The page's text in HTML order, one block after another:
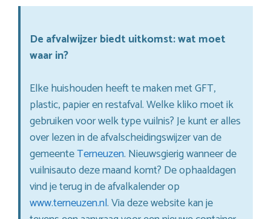
De afvalwijzer biedt uitkomst: wat moet
waar in?
Elke huishouden heeft te maken met GFT,
plastic, papier en restafval. Welke kliko moet ik
gebruiken voor welk type vuilnis? Je kunt er alles
over lezen in de afvalscheidingswijzer van de
gemeenteTerneuzen. Nieuwsgierig wanneer de
vuilnisauto deze maand komt? De ophaaldagen
vind je terug in de afvalkalender op
www.terneuzen.nl. Via deze website kan je